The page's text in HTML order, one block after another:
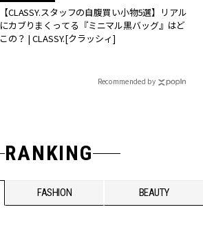
【CLASSY.スタッフの自腹買い小物5選】リアル
にカブりまくってる『ミニマル黒バッグ』はど
この？ | CLASSY.[クラッシィ]
Recommended by
RANKING
FASHION BEAUTY